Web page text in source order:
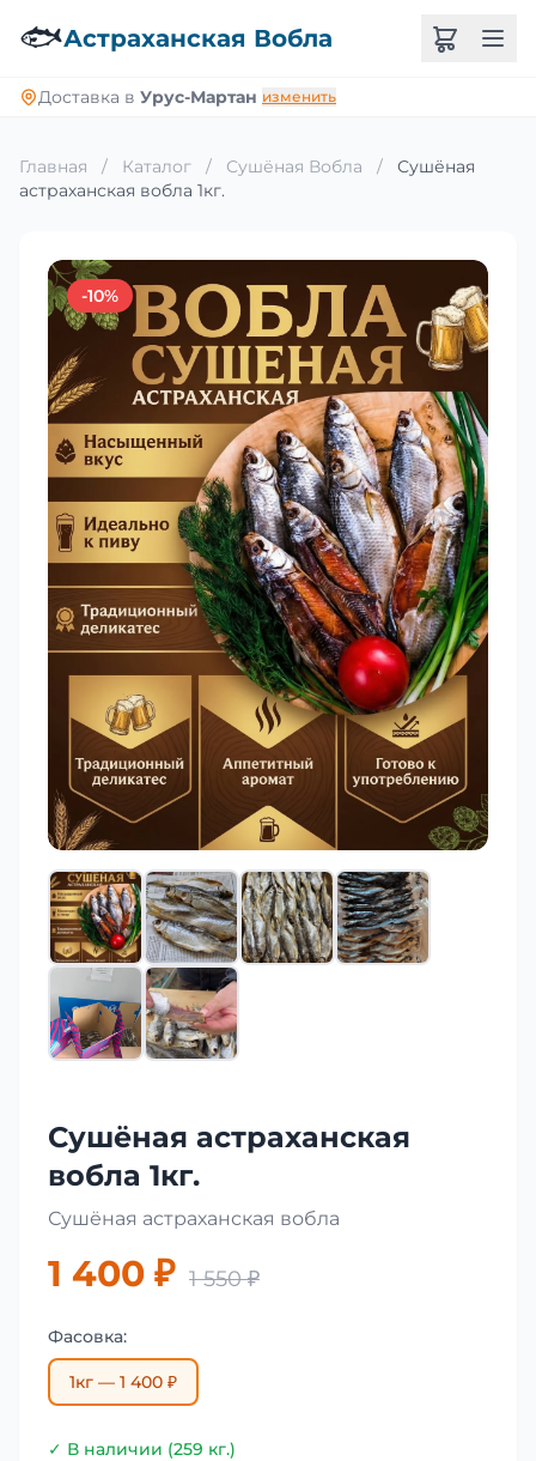
🐟Астраханская Вобла
Доставка в Урус-Мартан изменить
Главная / Каталог / Сушёная Вобла /
Сушёная
астраханская вобла 1кг.
-10%
Сушёная астраханская
вобла 1кг.
Сушёная астраханская вобла
1 400 ₽ 1 550 ₽
Фасовка:
1кг — 1 400 ₽
✓ В наличии (259 кг.)